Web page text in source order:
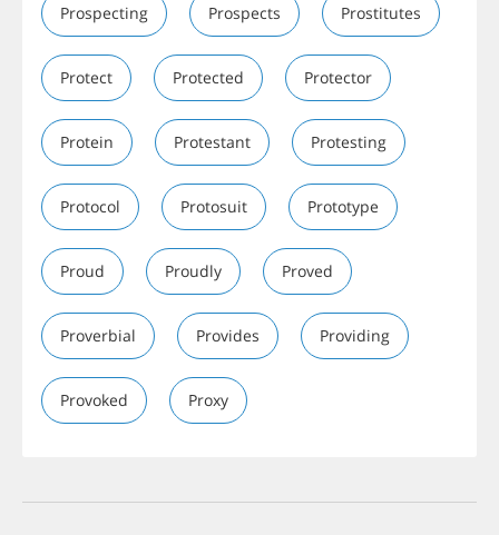
Prospecting Prospects Prostitutes
Protect Protected Protector
Protein Protestant Protesting
Protocol Protosuit Prototype
Proud Proudly Proved
Proverbial Provides Providing
Provoked Proxy